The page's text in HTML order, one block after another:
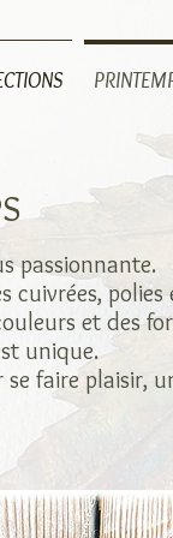
passionnante.
cuivrées,
et des
unique.
faire plaisir,